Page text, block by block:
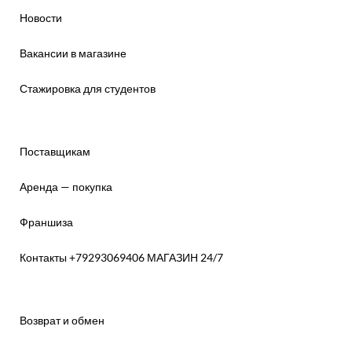
Новости
Вакансии в магазине
Стажировка для студентов
Поставщикам
Аренда — покупка
Франшиза
Контакты +79293069406 МАГАЗИН 24/7
Возврат и обмен